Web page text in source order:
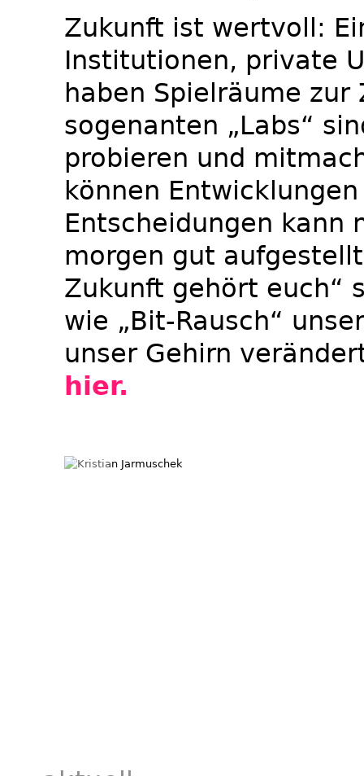
Zukunft ist wertvoll:
Institutionen, private
haben Spielräume
sogenanten „Labs“
probieren und
können
Entscheidungen kann
morgen gut
Zukunft gehört euch“
wie „Bit-Rausch“
unser Gehirn
hier.